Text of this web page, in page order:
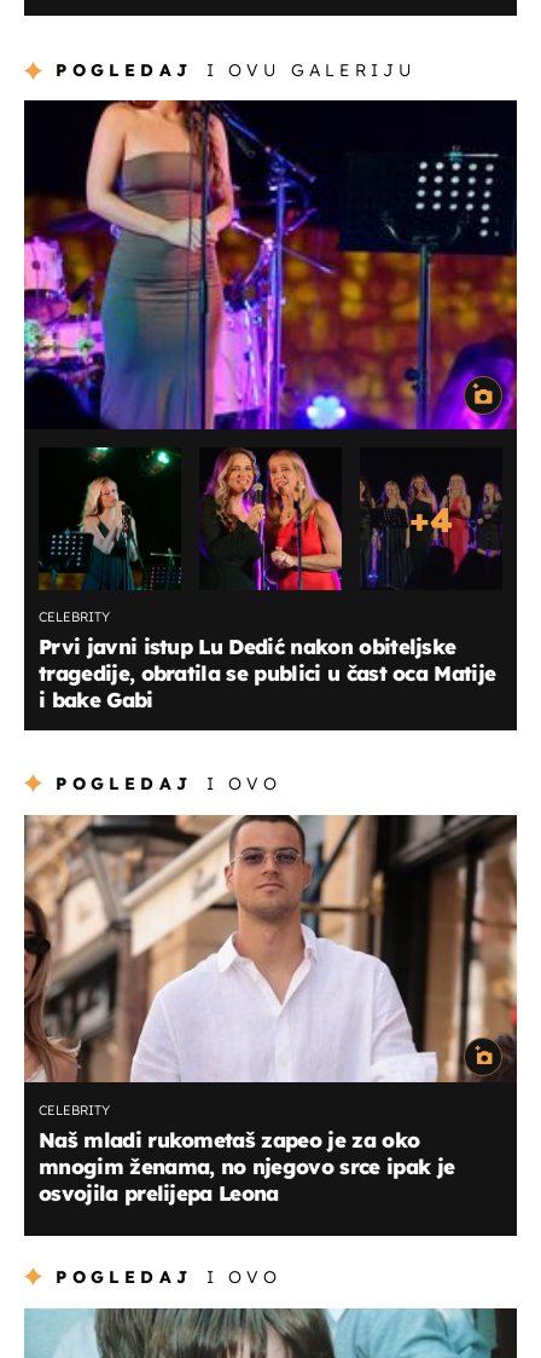
POGLEDAJ I OVU GALERIJU
+4
CELEBRITY
Prvi javni istup Lu Dedić nakon obiteljske
tragedije, obratila se publici u čast oca Matije
i bake Gabi
POGLEDAJ I OVO
CELEBRITY
Naš mladi rukometaš zapeo je za oko
mnogim ženama, no njegovo srce ipak je
osvojila prelijepa Leona
POGLEDAJ I OVO